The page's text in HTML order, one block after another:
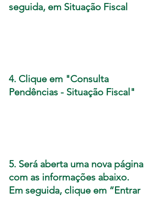
seguida, em Situação Fiscal
4. Clique em "Consulta
Pendências - Situação Fiscal"
5. Será aberta uma nova página
com as informações abaixo.
Em seguida, clique em “Entrar